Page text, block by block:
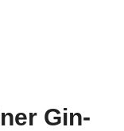
Gin-